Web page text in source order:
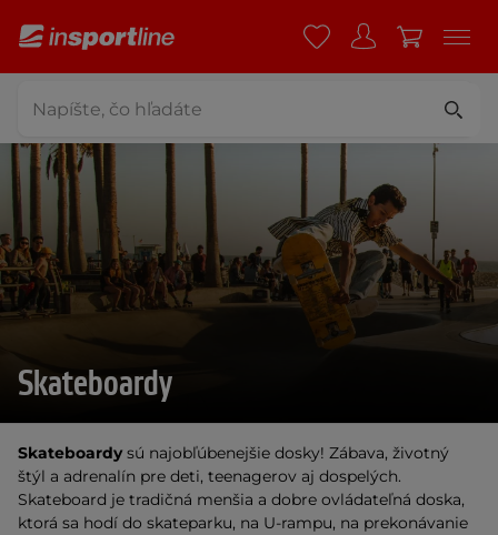
Skateboardy
Skateboardysú najobľúbenejšie dosky! Zábava, životný
štýl a adrenalín pre deti, teenagerov aj dospelých.
Skateboard je tradičná menšia a dobre ovládateľná doska,
ktorá sa hodí do skateparku, na U-rampu, na prekonávanie